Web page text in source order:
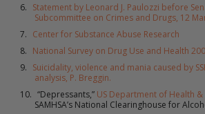
Statement by Leonard J. Paulozzi before
Subcommittee on Crimes and Drugs, 12
Center for Substance Abuse Research
National Survey on Drug Use and Health
Suicidality, violence and mania caused by
analysis, P. Breggin.
“Depressants,” US Department of Health &
SAMHSA’s National Clearinghouse for